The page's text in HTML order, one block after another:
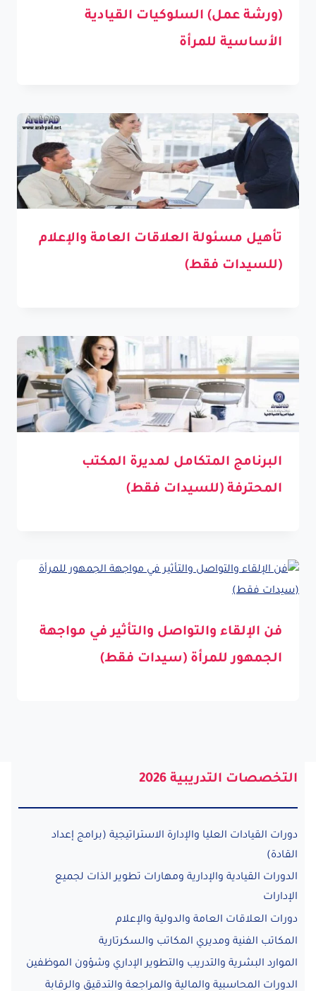
(ورشة عمل) السلوكيات القيادية
الأساسية للمرأة
تأهيل مسئولة العلاقات العامة والإعلام
(للسيدات فقط)
البرنامج المتكامل لمديرة المكتب
المحترفة (للسيدات فقط)
فن الإلقاء والتواصل والتأثير في مواجهة
الجمهور للمرأة (سيدات فقط)
التخصصات التدريبية 2026
دورات القيادات العليا والإدارة الاستراتيجية (برامج إعداد
القادة)
الدورات القيادية والإدارية ومهارات تطوير الذات لجميع
الإدارات
دورات العلاقات العامة والدولية والإعلام
المكاتب الفنية ومديري المكاتب والسكرتارية
الموارد البشرية والتدريب والتطوير الإداري وشؤون الموظفين
الدورات المحاسبية والمالية والمراجعة والتدقيق والرقابة